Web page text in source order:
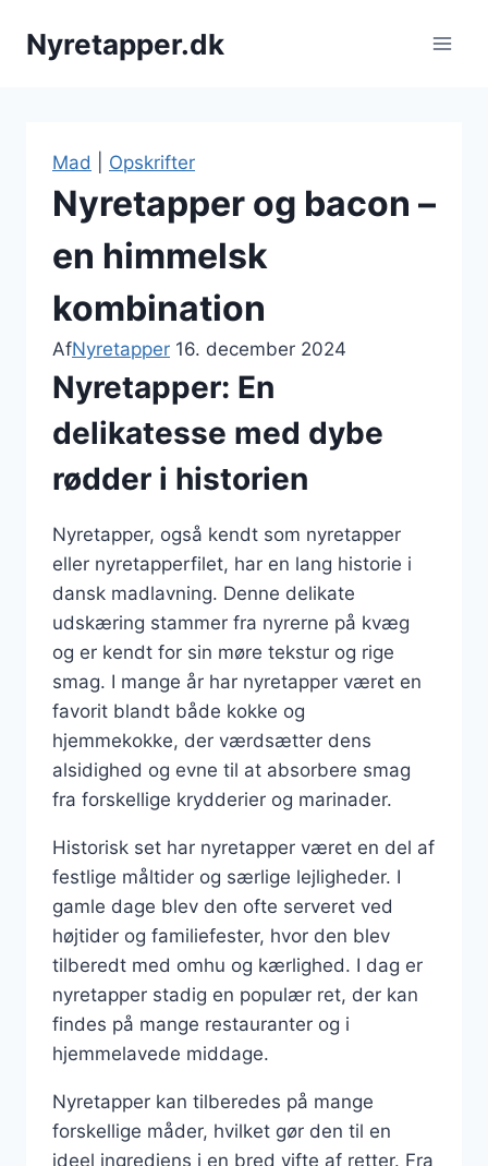
Nyretapper.dk
Mad Opskrifter
Nyretapper og bacon –
en himmelsk
kombination
AfNyretapper 16. december 2024
Nyretapper: En
delikatesse med dybe
rødder i historien
Nyretapper, også kendt som nyretapper
eller nyretapperfilet, har en lang historie i
dansk madlavning. Denne delikate
udskæring stammer fra nyrerne på kvæg
og er kendt for sin møre tekstur og rige
smag. I mange år har nyretapper været en
favorit blandt både kokke og
hjemmekokke, der værdsætter dens
alsidighed og evne til at absorbere smag
fra forskellige krydderier og marinader.
Historisk set har nyretapper været en del af
festlige måltider og særlige lejligheder. I
gamle dage blev den ofte serveret ved
højtider og familiefester, hvor den blev
tilberedt med omhu og kærlighed. I dag er
nyretapper stadig en populær ret, der kan
findes på mange restauranter og i
hjemmelavede middage.
Nyretapper kan tilberedes på mange
forskellige måder, hvilket gør den til en
ideel ingrediens i en bred vifte af retter. Fra